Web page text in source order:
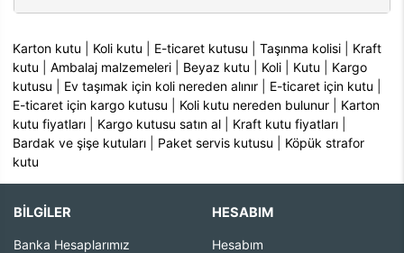
Karton kutu Koli kutu E-ticaret kutusu |Taşınma kolisi
Kraft
kutu |Ambalaj malzemeleri Beyaz kutu Koli Kutu
Kargo
kutusu
Ev taşımak için koli nereden alınır E-ticaret için kutu
E-ticaret için kargo kutusu
Koli kutu nereden bulunur
Karton
kutu fiyatları
Kargo kutusu satın al Kraft kutu fiyatları
Bardak ve şişe kutuları
Paket servis kutusu
Köpük strafor
kutu
BİLGİLER
Banka Hesaplarımız
HESABIM
Hesabım